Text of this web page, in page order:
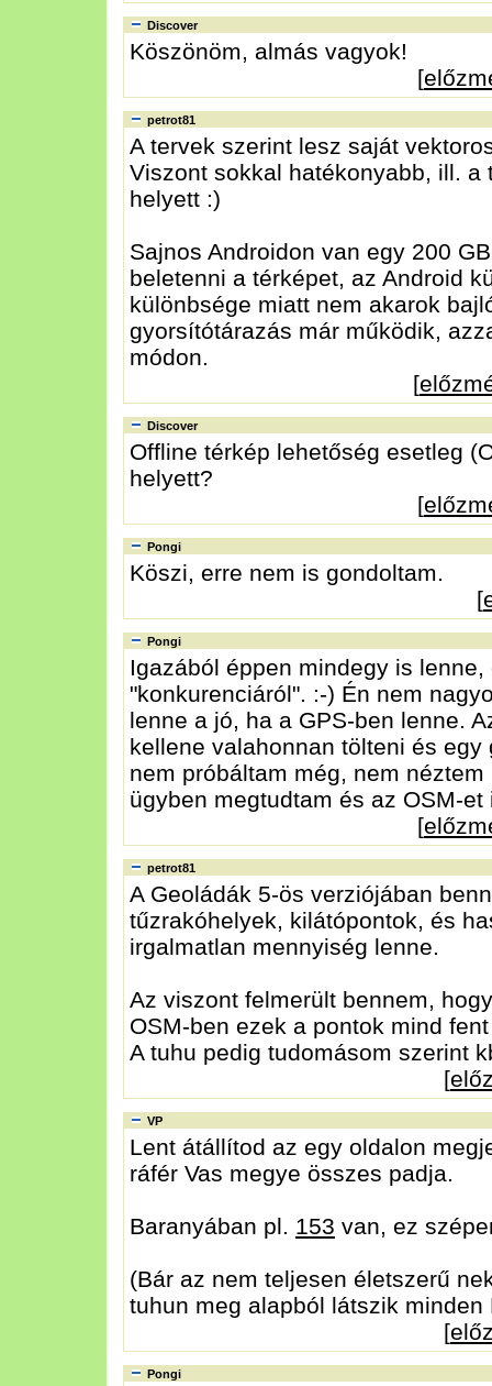
Discover
Köszönöm, almás vagyok!
[
petrot81
A tervek szerint lesz saját
Viszont sokkal hatékonyabb, ill.
helyett :)
Sajnos Androidon van egy 200
beletenni a térképet, az Android
különbsége miatt nem akarok
gyorsítótárazás már működik,
módon.
[
Discover
Offline térkép lehetőség esetleg
helyett?
[
Pongi
Köszi, erre nem is gondoltam.
[
Pongi
Igazából éppen mindegy is
"konkurenciáról". :-) Én nem
lenne a jó, ha a GPS-ben lenne.
kellene valahonnan tölteni és
nem próbáltam még, nem
ügyben megtudtam és az OSM-et
[
petrot81
A Geoládák 5-ös verziójában
tűzrakóhelyek, kilátópontok, és
irgalmatlan mennyiség lenne.
Az viszont felmerült bennem,
OSM-ben ezek a pontok mind
A tuhu pedig tudomásom szerint
[
VP
Lent átállítod az egy oldalon
ráfér Vas megye összes padja.
Baranyában pl. 153 van, ez
(Bár az nem teljesen életszerű
tuhun meg alapból látszik minden
[
Pongi